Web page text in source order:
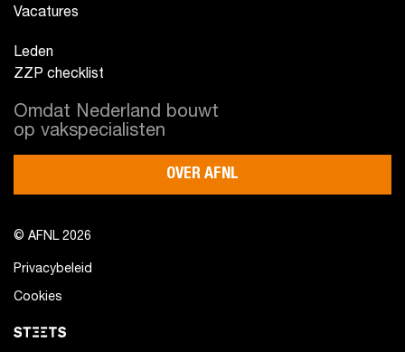
Vacatures
Leden
ZZP checklist
Omdat Nederland bouwt
op vakspecialisten
OVER AFNL
© AFNL 2026
Privacybeleid
Cookies